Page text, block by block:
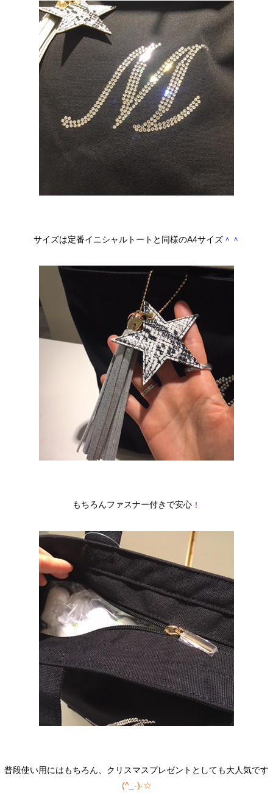
サイズは定番イニシャルトートと同様のA4サイズ＾＾
もちろんファスナー付きで安心 ！
普段使い用にはもちろん、クリスマスプレゼントとしても大人気です
(^_-)-☆